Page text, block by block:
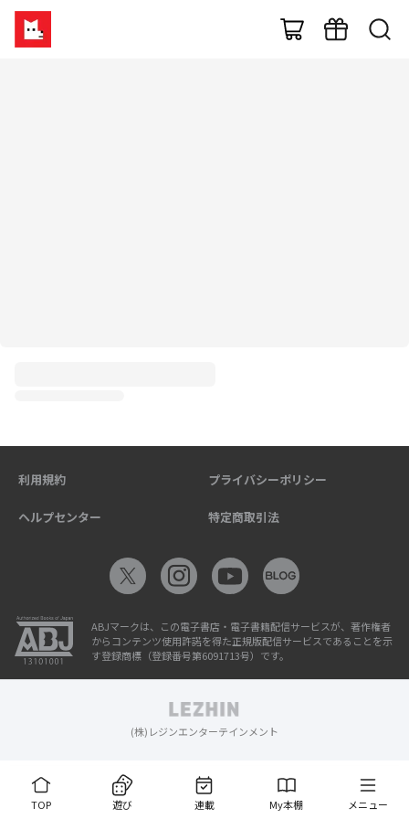
TOP 遊び 連載 My本棚 メニュー
利用規約 プライバシーポリシー
ヘルプセンター 特定商取引法
ABJマークは、この電子書店・電子書籍配信サービスが、著作権者
からコンテンツ使用許諾を得た正規版配信サービスであることを示
す登録商標（登録番号第6091713号）です。
(株)レジンエンターテインメント